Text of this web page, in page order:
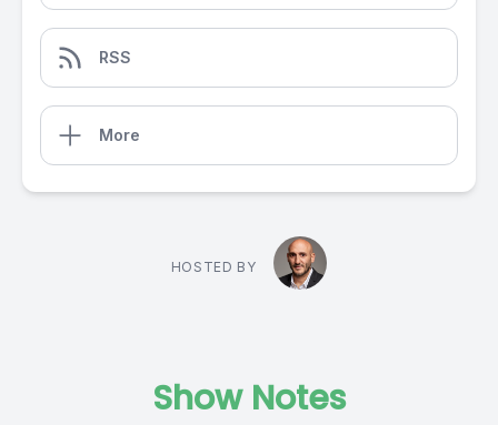
RSS
More
HOSTED BY
Show Notes